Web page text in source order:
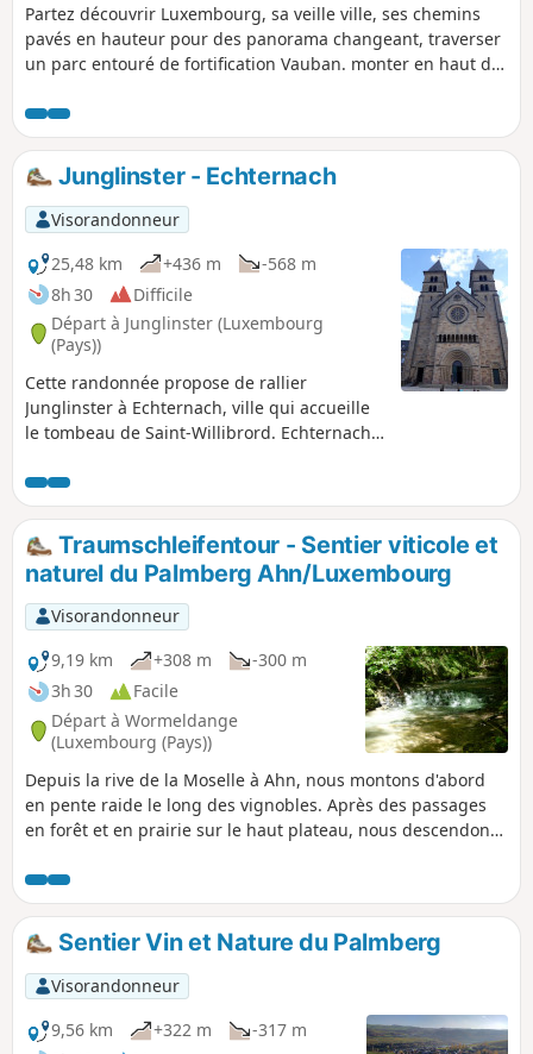
Partez découvrir Luxembourg, sa veille ville, ses chemins
pavés en hauteur pour des panorama changeant, traverser
un parc entouré de fortification Vauban. monter en haut du
Junglinster - Echternach
Visorandonneur
25,48 km
+436 m
-568 m
8h 30
Difficile
Départ à Junglinster (Luxembourg
(Pays))
Cette randonnée propose de rallier
Junglinster à Echternach, ville qui accueille
le tombeau de Saint-Willibrord. Echternach
dansante inscrite au patrimoine culturel
immatériel par l'Unesco en 2010 et qui a lieu
le mardi de Pentecôte. La marche à travers
bois fait découvrir les impressionnants grès
du Luxembourg aux alentours de Consdorf,
lieux envoûtants et mystérieux. On peut
imaginer que Willibrord a emprunté cette
voie en son temps.
Traumschleifentour - Sentier viticole et
naturel du Palmberg Ahn/Luxembourg
Visorandonneur
9,19 km
+308 m
-300 m
3h 30
Facile
Départ à Wormeldange
(Luxembourg (Pays))
Depuis la rive de la Moselle à Ahn, nous montons d'abord
en pente raide le long des vignobles. Après des passages
en forêt et en prairie sur le haut plateau, nous descendons
avant d'avoir l'impression d'être arrivés dans la forêt vierge
en traversant la vallée du Donverbach.
Sentier Vin et Nature du Palmberg
Visorandonneur
9,56 km
+322 m
-317 m